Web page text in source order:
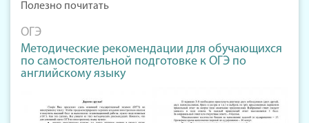
Полезно почитать
ОГЭ
Методические рекомендации для обучающихся
по самостоятельной подготовке к ОГЭ по
английскому языку